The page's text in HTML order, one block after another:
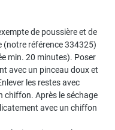
de poussière et de
(notre référence 334325)
min. 20 minutes). Poser
avec un pinceau doux et
les restes avec
chiffon. Après le séchage
avec un chiffon